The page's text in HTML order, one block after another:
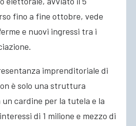
fino a fine ottobre, vede
e nuovi ingressi tra i
imprenditoriale di
è solo una struttura
cardine per la tutela e la
di 1 milione e mezzo di